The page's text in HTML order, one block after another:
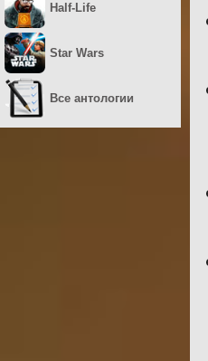
Half-Life
Star Wars
Все антологии